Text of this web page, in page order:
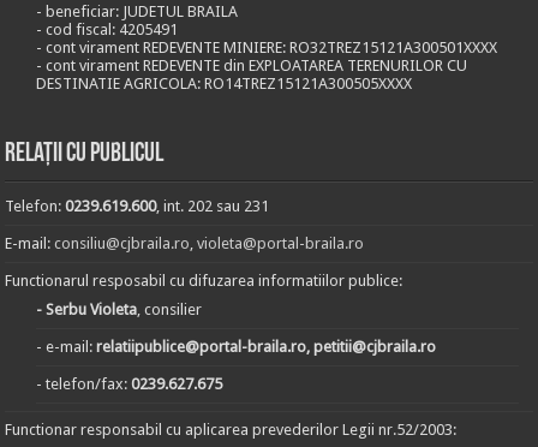
- beneficiar: JUDETUL BRAILA
- cod fiscal: 4205491
- cont virament REDEVENTE MINIERE: RO32TREZ15121A300501XXXX
- cont virament REDEVENTE din EXPLOATAREA TERENURILOR CU
DESTINATIE AGRICOLA: RO14TREZ15121A300505XXXX
Relații cu publicul
Telefon:0239.619.600, int. 202 sau 231
E-mail:consiliu@cjbraila.ro ,violeta@portal-braila.ro
Functionarul resposabil cu difuzarea informatiilor publice:
- Serbu Violeta , consilier
- e-mail:relatiipublice@portal-braila.ro, petitii@cjbraila.ro
- telefon/fax:0239.627.675
Functionar responsabil cu aplicarea prevederilor Legii nr.52/2003: